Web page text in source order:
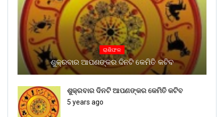
ରାଶିଫଳ
ଶୁକ୍ରବାର ଆପଣଙ୍କର ଦିନଟି କେମିତି କଟିବ
ଶୁକ୍ରବାର ଦିନଟି ଆପଣଙ୍କର କେମିତି କଟିବ
5 years ago